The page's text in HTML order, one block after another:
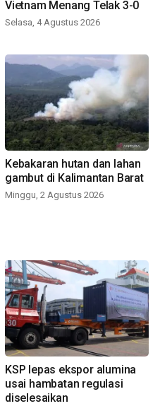
Vietnam Menang Telak 3-0
Selasa, 4 Agustus 2026
Kebakaran hutan dan lahan
gambut di Kalimantan Barat
Minggu, 2 Agustus 2026
KSP lepas ekspor alumina
usai hambatan regulasi
diselesaikan